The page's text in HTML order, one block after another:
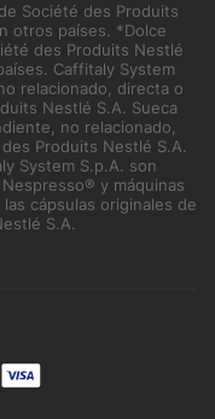
Société des Produits
otros países. *Dolce
des Produits Nestlé
Caffitaly System
relacionado, directa o
Nestlé S.A. Sueca
no relacionado,
Produits Nestlé S.A.
System S.p.A. son
y máquinas
cápsulas originales de
S.A.